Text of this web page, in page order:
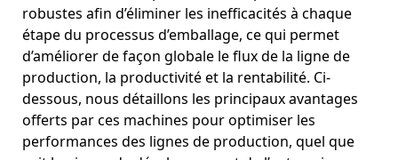
robustes afin d’éliminer les inefficacités à chaque
étape du processus d’emballage, ce qui permet
d’améliorer de façon globale le flux de la ligne de
production, la productivité et la rentabilité. Ci-
dessous, nous détaillons les principaux avantages
offerts par ces machines pour optimiser les
performances des lignes de production, quel que